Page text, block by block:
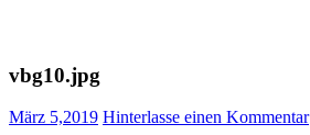
vbg10.jpg
März 5,2019 Hinterlasse einen Kommentar